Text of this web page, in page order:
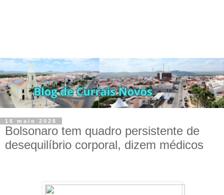
16 maio 2026
Bolsonaro tem quadro persistente de
desequilíbrio corporal, dizem médicos